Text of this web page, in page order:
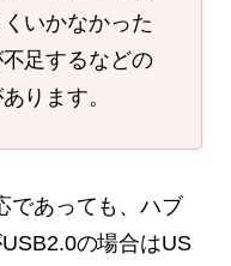
いかなかった
足するなどの
ります。
であっても、ハブ
の場合はUS